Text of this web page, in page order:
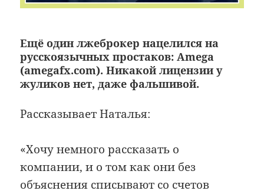
Ещё один лжеброкер нацелился на
русскоязычных простаков: Amega
(amegafx.com). Никакой лицензии у
жуликов нет, даже фальшивой.
Рассказывает Наталья:
«Хочу немного рассказать о
компании, и о том как они без
объяснения списывают со счетов